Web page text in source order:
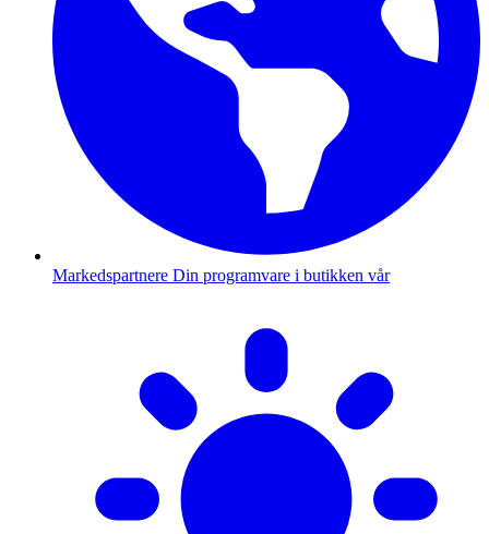
Markedspartnere Din programvare i butikken vår